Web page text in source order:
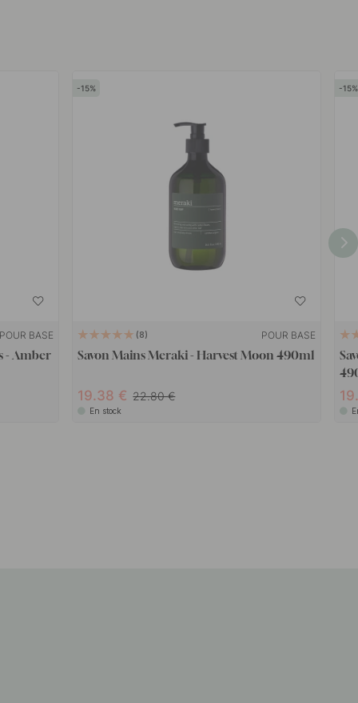
BASE
- Amber
15
8 POUR BASE
Savon Mains Meraki - Harvest Moon 490ml
19.38 22.80
En stock
15